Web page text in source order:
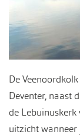
De
Deventer, naast
de Lebuinuskerk
uitzicht wanneer